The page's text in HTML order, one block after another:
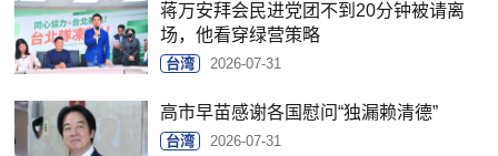
蒋万安拜会民进党团不到20分钟被请离
场，他看穿绿营策略
台湾 2026-07-31
高市早苗感谢各国慰问“独漏赖清德”
台湾 2026-07-31